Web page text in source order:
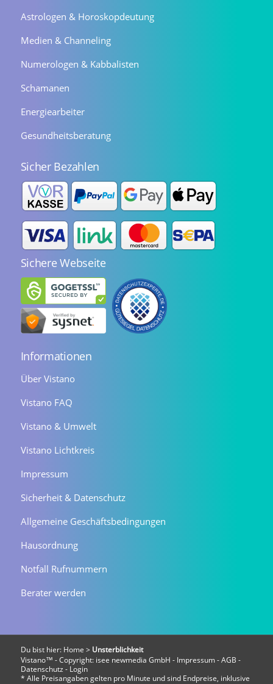
Astrologen & Horoskopdeutung
Medien & Channeling
Numerologen & Kabbalisten
Schamanen
Energiearbeiter
Gesundheitsberatung
Sicher Bezahlen
Sichere Webseite
Informationen
Über Vistano
Vistano FAQ
Vistano & Umwelt
Vistano Lichtkreis
Impressum
Sicherheit & Datenschutz
Allgemeine Geschäftsbedingungen
Hausordnung
Notfall Rufnummern
Berater werden
Du bist hier: Home > Unsterblichkeit
Vistano™ - Copyright: isee newmedia GmbH - Impressum-AGB -
Datenschutz - Login
* Alle Preisangaben gelten pro Minute und sind Endpreise, inklusive